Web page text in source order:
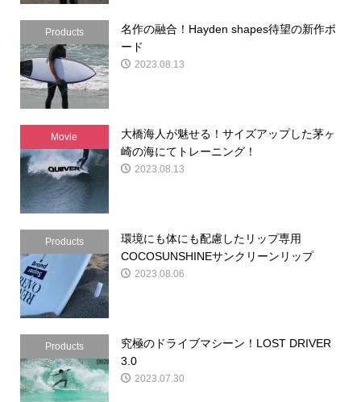
Products
名作の融合！Hayden shapes待望の新作ボ
ード
2023.08.13
Movie
大橋海人が魅せる！サイズアップした茅ヶ
崎の海にてトレーニング！
2023.08.13
Products
環境にも体にも配慮したリップ専用
COCOSUNSHINEサンクリーンリップ
2023.08.06
Products
究極のドライブマシーン！LOST DRIVER
3.0
2023.07.30